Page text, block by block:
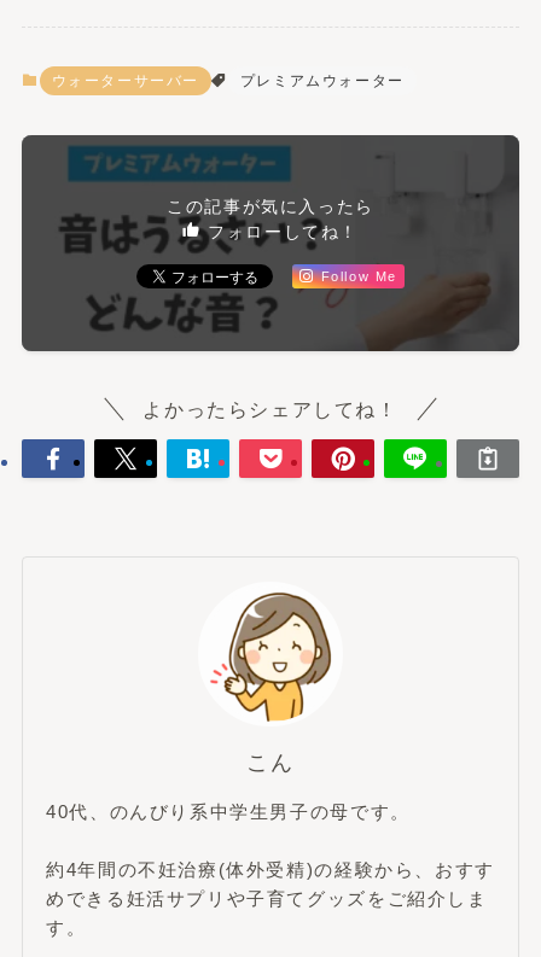
ウォーターサーバー プレミアムウォーター
この記事が気に入ったら
フォローしてね！
Follow Me
よかったらシェアしてね！
こん
40代、のんびり系中学生男子の母です。
約4年間の不妊治療(体外受精)の経験から、おすす
めできる妊活サプリや子育てグッズをご紹介しま
す。